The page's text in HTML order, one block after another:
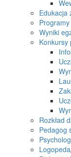
Edukacja
Wyniki
Konkursy
Rozkład
Pedagog
Logopeda